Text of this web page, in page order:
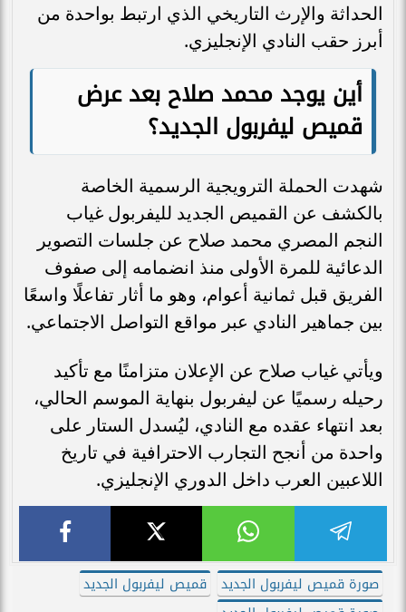
الحداثة والإرث التاريخي الذي ارتبط بواحدة من
أبرز حقب النادي الإنجليزي.
أين يوجد محمد صلاح بعد عرض
قميص ليفربول الجديد؟
شهدت الحملة الترويجية الرسمية الخاصة
بالكشف عن القميص الجديد لليفربول غياب
النجم المصري محمد صلاح عن جلسات التصوير
الدعائية للمرة الأولى منذ انضمامه إلى صفوف
الفريق قبل ثمانية أعوام، وهو ما أثار تفاعلًا واسعًا
بين جماهير النادي عبر مواقع التواصل الاجتماعي.
ويأتي غياب صلاح عن الإعلان متزامنًا مع تأكيد
رحيله رسميًا عن ليفربول بنهاية الموسم الحالي،
بعد انتهاء عقده مع النادي، ليُسدل الستار على
واحدة من أنجح التجارب الاحترافية في تاريخ
اللاعبين العرب داخل الدوري الإنجليزي.
صورة قميص ليفربول الجديد
قميص ليفربول الجديد